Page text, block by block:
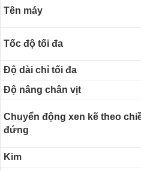
Tên máy
Tốc độ tối đa
Độ dài chỉ tối đa
Độ nâng chân vịt
Chuyển động xen kẽ theo
đứng
Kim